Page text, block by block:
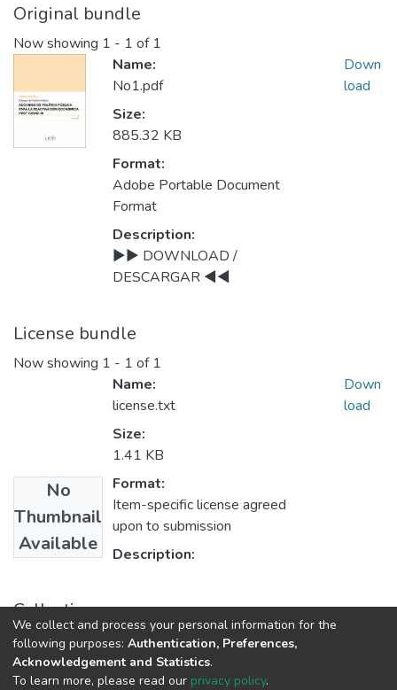
Original bundle
Now showing 1 - 1 of 1
Name:
No1.pdf
Size:
885.32 KB
Format:
Adobe Portable Document
Format
Description:
►► DOWNLOAD /
DESCARGAR ◄◄
Down
load
License bundle
Now showing 1 - 1 of 1
No
Thumbnail
Available
Name:
license.txt
Size:
1.41 KB
Format:
Item-specific license agreed
upon to submission
Description:
Down
load
Collections
Compendio No. 1
We collect and process your personal information for the
following purposes: Authentication, Preferences,
Acknowledgement and Statistics.
To learn more, please read our privacy policy.